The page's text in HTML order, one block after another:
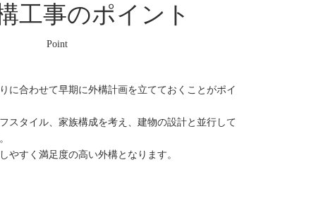
工事のポイント
Point
に合わせて早期に外構計画を立てておくことがポイ
スタイル、家族構成を考え、建物の設計と並行して
やすく満足度の高い外構となります。